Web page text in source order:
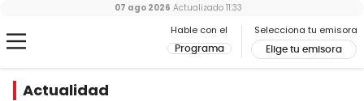
Hable con el
Programa
Selecciona tu emisora
Elige tu emisora
07 ago 2026 Actualizado 11:33
Actualidad